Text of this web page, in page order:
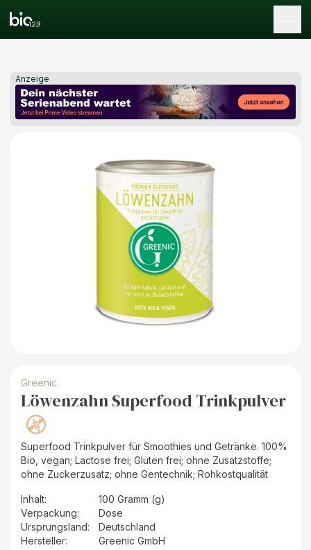
Anzeige
Greenic
Löwenzahn Superfood Trinkpulver
Superfood Trinkpulver für Smoothies und Getränke. 100%
Bio, vegan; Lactose frei; Gluten frei; ohne Zusatzstoffe;
ohne Zuckerzusatz; ohne Gentechnik; Rohkostqualität
Inhalt:
100 Gramm (g)
Verpackung:
Dose
Ursprungsland:
Deutschland
Hersteller: Greenic GmbH